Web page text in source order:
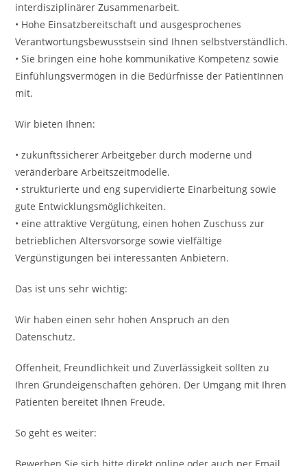
interdisziplinärer Zusammenarbeit.
• Hohe Einsatzbereitschaft und ausgesprochenes
Verantwortungsbewusstsein sind Ihnen selbstverständlich.
• Sie bringen eine hohe kommunikative Kompetenz sowie
Einfühlungsvermögen in die Bedürfnisse der PatientInnen
mit.
Wir bieten Ihnen:
• zukunftssicherer Arbeitgeber durch moderne und
veränderbare Arbeitszeitmodelle.
• strukturierte und eng supervidierte Einarbeitung sowie
gute Entwicklungsmöglichkeiten.
• eine attraktive Vergütung, einen hohen Zuschuss zur
betrieblichen Altersvorsorge sowie vielfältige
Vergünstigungen bei interessanten Anbietern.
Das ist uns sehr wichtig:
Wir haben einen sehr hohen Anspruch an den
Datenschutz.
Offenheit, Freundlichkeit und Zuverlässigkeit sollten zu
Ihren Grundeigenschaften gehören. Der Umgang mit Ihren
Patienten bereitet Ihnen Freude.
So geht es weiter: